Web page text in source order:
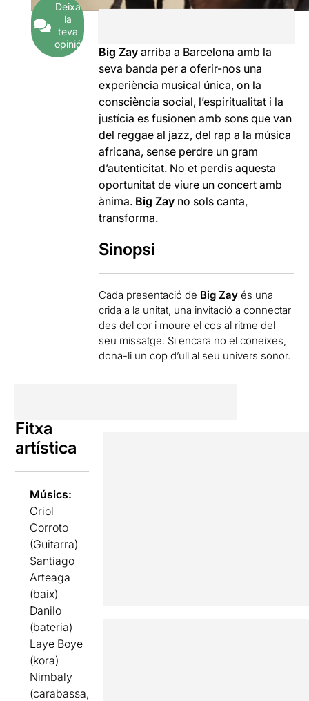
Deixa
la
teva
opinió
Big Zayarriba a Barcelona amb la
seva banda per a oferir-nos una
experiència musical única, on la
consciència social, l’espiritualitat i la
justícia es fusionen amb sons que van
del reggae al jazz, del rap a la música
africana, sense perdre un gram
d’autenticitat. No et perdis aquesta
oportunitat de viure un concert amb
ànima. Big Zay no sols canta,
transforma.
Sinopsi
Cada presentació de Big Zayés una
crida a la unitat, una invitació a connectar
des del cor i moure el cos al ritme del
seu missatge. Si encara no el coneixes,
dona-li un cop d’ull al seu univers sonor.
Fitxa
artística
Músics:
Oriol
Corroto
(Guitarra)
Santiago
Arteaga
(baix)
Danilo
(bateria)
Laye Boye
(kora)
Nimbaly
(carabassa,